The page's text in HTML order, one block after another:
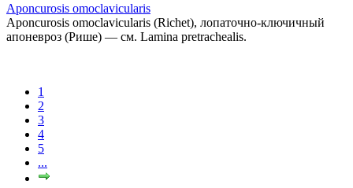
Aponcurosis omoclavicularis
Aponcurosis omoclavicularis (Richet), лопаточно-ключичный
апоневроз (Рише) — см. Lamina pretrachealis.
1
2
3
4
5
...